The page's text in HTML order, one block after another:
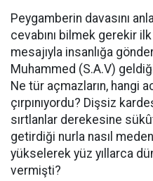
Peygamberin davasını
cevabını bilmek gerekir
mesajıyla insanlığa
Muhammed (S.A.V)
Ne tür açmazların, hangi
çırpınıyordu? Dişsiz
sırtlanlar derekesine
getirdiği nurla nasıl
yükselerek yüz yıllarca
vermişti?